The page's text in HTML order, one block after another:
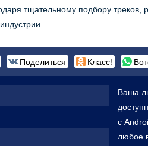
тщательному подбору треков,
Поделиться Класс!
Ваша
с
любое